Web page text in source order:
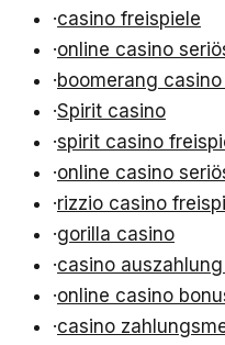
·casino freispiele
·online casino
·boomerang
·Spirit casino
·spirit casino
·online casino
·rizzio casino
·gorilla casino
·casino
·online casino
·casino